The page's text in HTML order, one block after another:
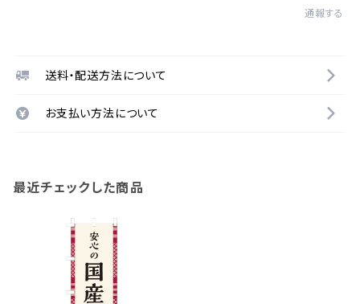
通報する
送料・配送方法について
お支払い方法について
最近チェックした商品